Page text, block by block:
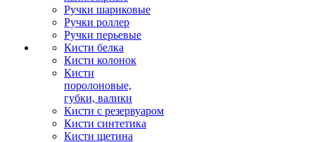
Ручки шариковые
Ручки роллер
Ручки перьевые
Кисти белка
Кисти колонок
Кисти
поролоновые,
губки, валики
Кисти с резервуаром
Кисти синтетика
Кисти щетина